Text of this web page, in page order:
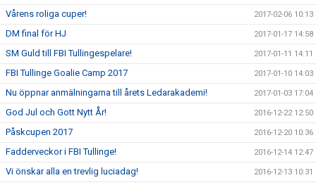
Vårens roliga cuper! 2017-02-06 10:13
DM final för HJ 2017-01-17 14:58
SM Guld till FBI Tullingespelare! 2017-01-11 14:11
FBI Tullinge Goalie Camp 2017 2017-01-10 14:03
Nu öppnar anmälningarna till årets Ledarakademi! 2017-01-03 17:04
God Jul och Gott Nytt År! 2016-12-22 12:50
Påskcupen 2017 2016-12-20 10:36
Fadderveckor i FBI Tullinge! 2016-12-14 12:47
Vi önskar alla en trevlig luciadag! 2016-12-13 10:31